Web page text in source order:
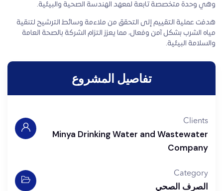
تفاصيل المشروع
Clients
Minya Drinking Water and Wastewater
Company
Category
الصرف الصحي
وهي وحدة متخصصة تابعة لمعهد الهندسة الصحية والبيئية.
هدفت عملية التقييم إلى التحقق من ملاءمة وسائط الترشيح لتنقية
مياه الشرب بشكل آمن وفعال، مما يعزز التزام الشركة بالصحة العامة
والسلامة البيئية.